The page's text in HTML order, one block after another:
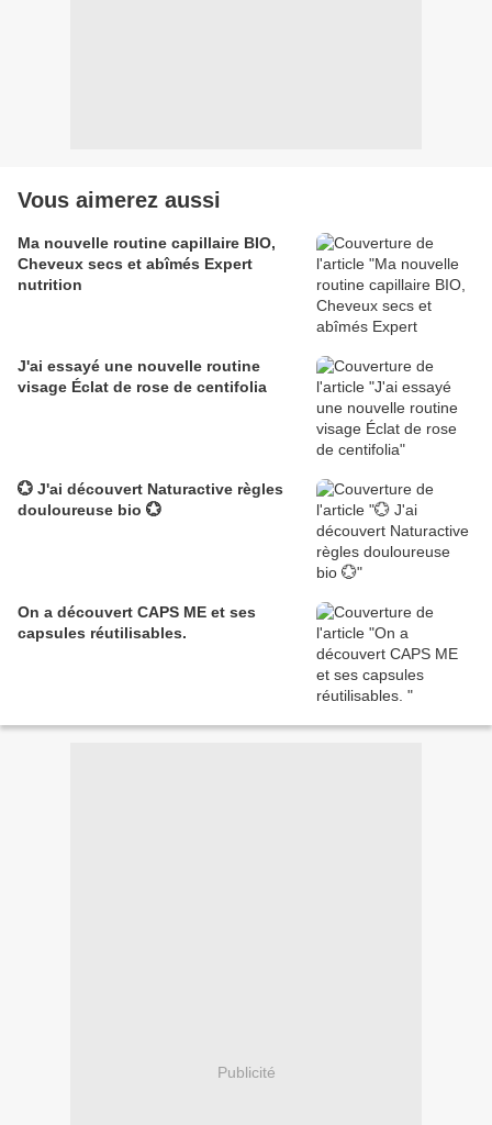
Vous aimerez aussi
Ma nouvelle routine capillaire BIO,
Cheveux secs et abîmés Expert
nutrition
J'ai essayé une nouvelle routine
visage Éclat de rose de centifolia
💮 J'ai découvert Naturactive règles
douloureuse bio 💮
On a découvert CAPS ME et ses
capsules réutilisables.
Publicité